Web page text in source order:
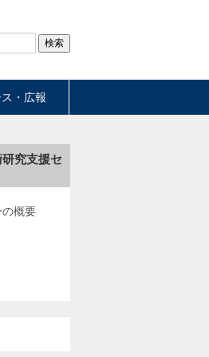
・広報
究支援セ
概要